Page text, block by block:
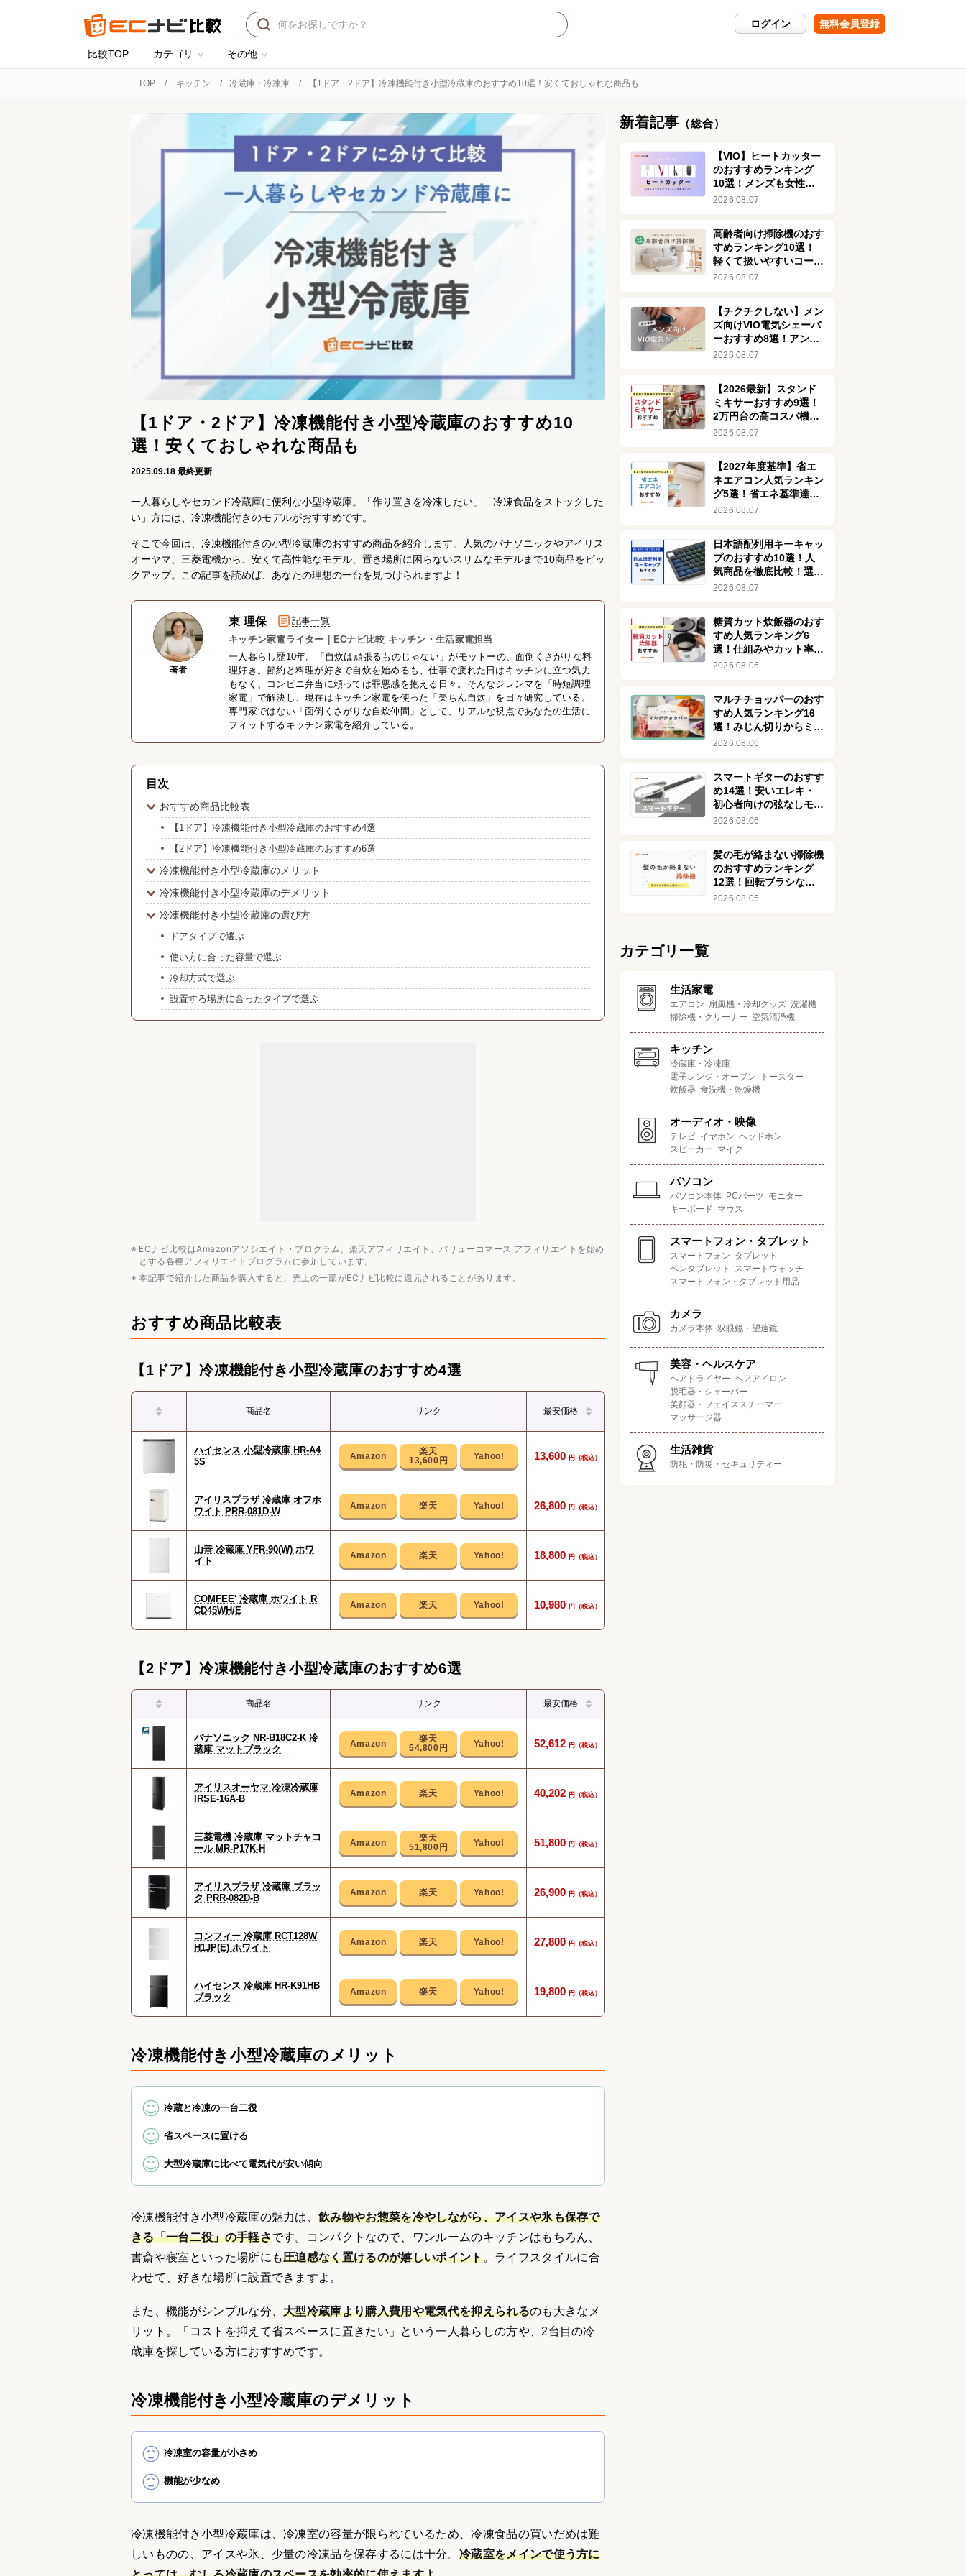
ログイン 無料会員登録
比較TOP カテゴリ その他
TOP キッチン 冷蔵庫・冷凍庫 【1ドア・2ドア】冷凍機能付き小型冷蔵庫のおすすめ10選！安くておしゃれな商品も
【1ドア・2ドア】冷凍機能付き小型冷蔵庫のおすすめ10
選！安くておしゃれな商品も
2025.09.18 最終更新
一人暮らしやセカンド冷蔵庫に便利な小型冷蔵庫。「作り置きを冷凍したい」「冷凍食品をストックした
い」方には、冷凍機能付きのモデルがおすすめです。
そこで今回は、冷凍機能付きの小型冷蔵庫のおすすめ商品を紹介します。人気のパナソニックやアイリス
オーヤマ、三菱電機から、安くて高性能なモデル、置き場所に困らないスリムなモデルまで10商品をピッ
クアップ。この記事を読めば、あなたの理想の一台を見つけられますよ！
著者
東 理保
記事一覧
キッチン家電ライター｜ECナビ比較 キッチン・生活家電担当
一人暮らし歴10年。「自炊は頑張るものじゃない」がモットーの、面倒くさがりな料
理好き。節約と料理が好きで自炊を始めるも、仕事で疲れた日はキッチンに立つ気力
もなく、コンビニ弁当に頼っては罪悪感を抱える日々。そんなジレンマを「時短調理
家電」で解決し、現在はキッチン家電を使った「楽ちん自炊」を日々研究している。
専門家ではない「面倒くさがりな自炊仲間」として、リアルな視点であなたの生活に
フィットするキッチン家電を紹介している。
目次
おすすめ商品比較表
【1ドア】冷凍機能付き小型冷蔵庫のおすすめ4選
【2ドア】冷凍機能付き小型冷蔵庫のおすすめ6選
冷凍機能付き小型冷蔵庫のメリット
冷凍機能付き小型冷蔵庫のデメリット
冷凍機能付き小型冷蔵庫の選び方
ドアタイプで選ぶ
使い方に合った容量で選ぶ
冷却方式で選ぶ
設置する場所に合ったタイプで選ぶ
節電を重視するなら「省エネ基準達成率」をチェック
容量・サイズ別冷蔵庫のおすすめ人気ランキング
人数別冷蔵庫のおすすめ人気ランキング
冷凍庫のおすすめ人気ランキング
ECナビ比較はAmazonアソシエイト・プログラム、楽天アフィリエイト、バリューコマース アフィリエイトを始め
とする各種アフィリエイトプログラムに参加しています。
本記事で紹介した商品を購入すると、売上の一部がECナビ比較に還元されることがあります。
おすすめ商品比較表
【1ドア】冷凍機能付き小型冷蔵庫のおすすめ4選
商品名 リンク 最安価格 ポイント
ハイセンス 小型冷蔵庫 HR-A4
5S
13,600円 13,600
省エネ性が高く電気代を抑えら
れる
アイリスプラザ 冷蔵庫 オフホ
ワイト PRR-081D-W
26,800
山善 冷蔵庫 YFR-90(W) ホワ
イト
18,800
COMFEE' 冷蔵庫 ホワイト R
CD45WH/E
10,980
【2ドア】冷凍機能付き小型冷蔵庫のおすすめ6選
商品名 リンク 最安価格
パナソニック NR-B18C2-K 冷
蔵庫 マットブラック
54,800円 52,612
アイリスオーヤマ 冷凍冷蔵庫
IRSE-16A-B
40,202
三菱電機 冷蔵庫 マットチャコ
ール MR-P17K-H
51,800円 51,800
アイリスプラザ 冷蔵庫 ブラッ
ク PRR-082D-B
26,900
コンフィー 冷蔵庫 RCT128W
H1JP(E) ホワイト
27,800
ハイセンス 冷蔵庫 HR-K91HB
ブラック
19,800
冷凍機能付き小型冷蔵庫のメリット
冷蔵と冷凍の一台二役
省スペースに置ける
大型冷蔵庫に比べて電気代が安い傾向
冷凍機能付き小型冷蔵庫の魅力は、飲み物やお惣菜を冷やしながら、アイスや氷も保存で
きる「一台二役」の手軽さです。コンパクトなので、ワンルームのキッチンはもちろん、
書斎や寝室といった場所にも圧迫感なく置けるのが嬉しいポイント。ライフスタイルに合
わせて、好きな場所に設置できますよ。
また、機能がシンプルな分、大型冷蔵庫より購入費用や電気代を抑えられるのも大きなメ
リット。「コストを抑えて省スペースに置きたい」という一人暮らしの方や、2台目の冷
蔵庫を探している方におすすめです。
冷凍機能付き小型冷蔵庫のデメリット
冷凍室の容量が小さめ
機能が少なめ
冷凍機能付き小型冷蔵庫は、冷凍室の容量が限られているため、冷凍食品の買いだめは難
しいものの、アイスや氷、少量の冷凍品を保存するには十分。 冷蔵室をメインで使う方に
新着記事 （総合）
【VIO】ヒートカッター
のおすすめランキング
10選！メンズも女性も
アンダーヘアを整えよう
2026.08.07
高齢者向け掃除機のおす
すめランキング10選！
軽くて扱いやすいコード
レス式が便利
2026.08.07
【チクチクしない】メン
ズ向けVIO電気シェーバ
ーおすすめ8選！アンダ
ーヘアを清潔に整えよう
2026.08.07
【2026最新】スタンド
ミキサーおすすめ9選！
2万円台の高コスパ機や
静音モデルも
2026.08.07
【2027年度基準】省エ
ネエアコン人気ランキン
グ5選！省エネ基準達成
率100％以上を厳選
2026.08.07
日本語配列用キーキャッ
プのおすすめ10選！人
気商品を徹底比較！選び
方も紹介
2026.08.07
糖質カット炊飯器のおす
すめ人気ランキング6
選！仕組みやカット率も
解説
2026.08.06
マルチチョッパーのおす
すめ人気ランキング16
選！みじん切りからミン
チまでラクラク時短調理
2026.08.06
スマートギターのおすす
め14選！安いエレキ・
初心者向けの弦なしモデ
ルを紹介！デメリットも
2026.08.06
髪の毛が絡まない掃除機
のおすすめランキング
12選！回転ブラシなし
の商品も
2026.08.05
カテゴリ一覧
生活家電
エアコン 扇風機・冷却グッズ 洗濯機
掃除機・クリーナー 空気清浄機
キッチン
冷蔵庫・冷凍庫
電子レンジ・オーブン
トースター
炊飯器 食洗機・乾燥機
オーディオ・映像
テレビ イヤホン ヘッドホン
スピーカー マイク
パソコン
パソコン本体 PCパーツ モニター
キーボード マウス
スマートフォン・タブレット
スマートフォン タブレット
ペンタブレット
スマートウォッチ
スマートフォン・タブレット用品
カメラ
カメラ本体 双眼鏡・望遠鏡
美容・ヘルスケア
ヘアドライヤー ヘアアイロン
脱毛器・シェーバー
美顔器・フェイススチーマー
マッサージ器
生活雑貨
防犯・防災・セキュリティー